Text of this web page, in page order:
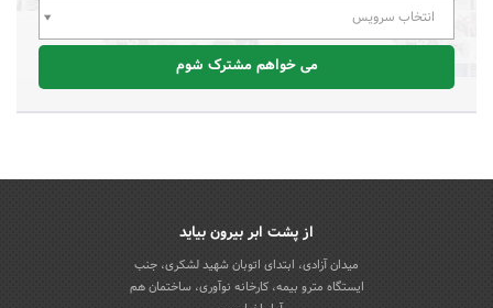
انتخاب سرویس
می خواهم مشترک شوم
از پشت ابر بیرون بیاید
میدان آزادی، ابتدای اتوبان شهید لشکری، جنب
ایستگاه مترو بیمه، کارخانه نوآوری، ساختمان هم